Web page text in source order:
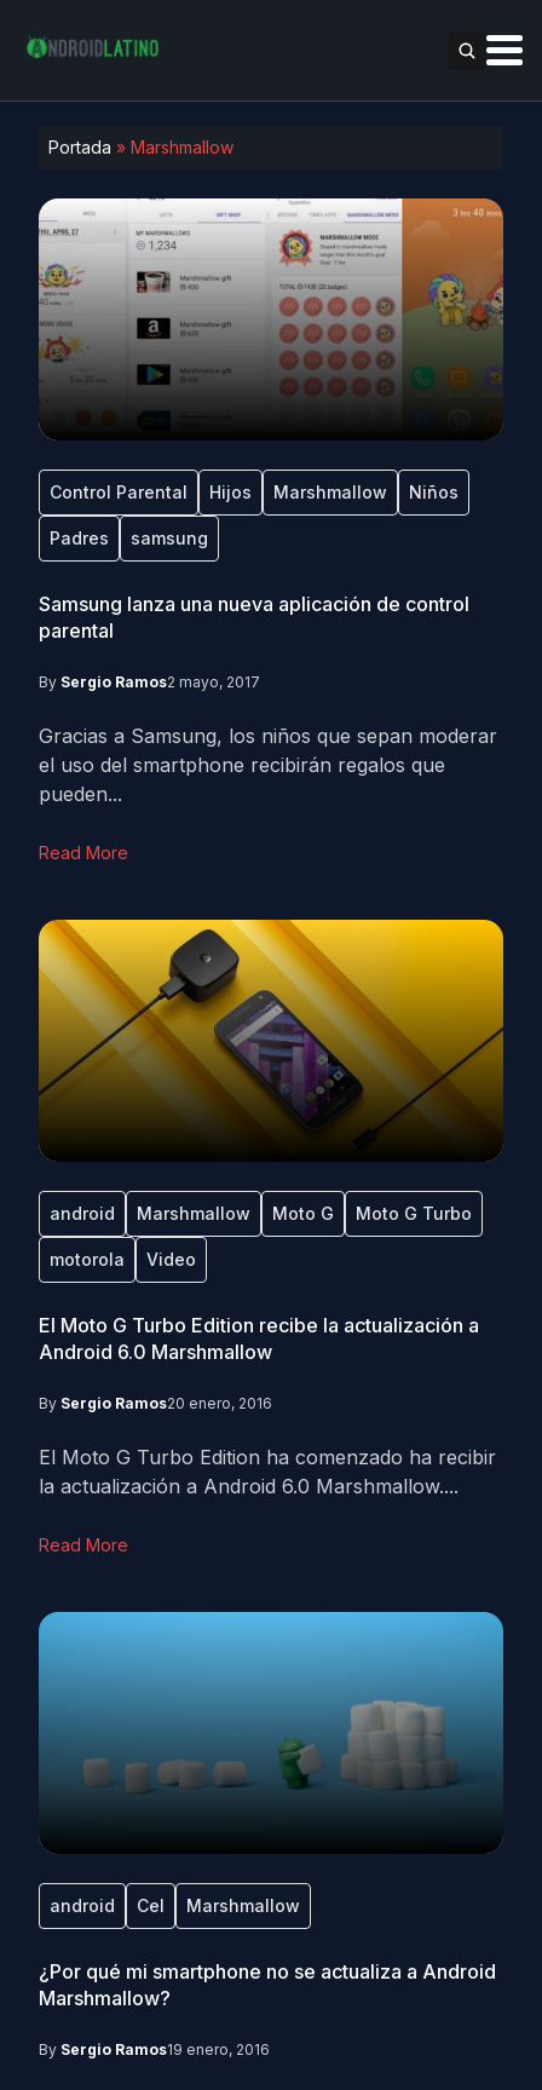
Portada » Marshmallow
Control Parental Hijos Marshmallow Niños
Padres samsung
Samsung lanza una nueva aplicación de control
parental
By Sergio Ramos2 mayo, 2017
Gracias a Samsung, los niños que sepan moderar
el uso del smartphone recibirán regalos que
pueden...
Read More
android Marshmallow Moto G Moto G Turbo
motorola Video
El Moto G Turbo Edition recibe la actualización a
Android 6.0 Marshmallow
By Sergio Ramos20 enero, 2016
El Moto G Turbo Edition ha comenzado ha recibir
la actualización a Android 6.0 Marshmallow....
Read More
android Cel Marshmallow
¿Por qué mi smartphone no se actualiza a Android
Marshmallow?
By Sergio Ramos19 enero, 2016